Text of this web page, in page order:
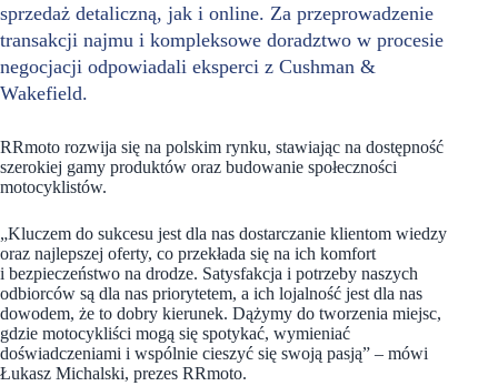
sprzedaż detaliczną, jak i online. Za przeprowadzenie
transakcji najmu i kompleksowe doradztwo w procesie
negocjacji odpowiadali eksperci z Cushman &
Wakefield.
RRmoto rozwija się na polskim rynku, stawiając na dostępność
szerokiej gamy produktów oraz budowanie społeczności
motocyklistów.
„Kluczem do sukcesu jest dla nas dostarczanie klientom wiedzy
oraz najlepszej oferty, co przekłada się na ich komfort
i bezpieczeństwo na drodze. Satysfakcja i potrzeby naszych
odbiorców są dla nas priorytetem, a ich lojalność jest dla nas
dowodem, że to dobry kierunek. Dążymy do tworzenia miejsc,
gdzie motocykliści mogą się spotykać, wymieniać
doświadczeniami i wspólnie cieszyć się swoją pasją” – mówi
Łukasz Michalski, prezes RRmoto.